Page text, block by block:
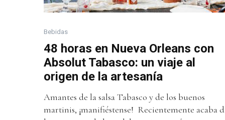
Bebidas
48 horas en Nueva Orleans con
Absolut Tabasco: un viaje al
origen de la artesanía
Amantes de la salsa Tabasco y de los buenos
martinis, ¡manifiéstense! Recientemente acaba